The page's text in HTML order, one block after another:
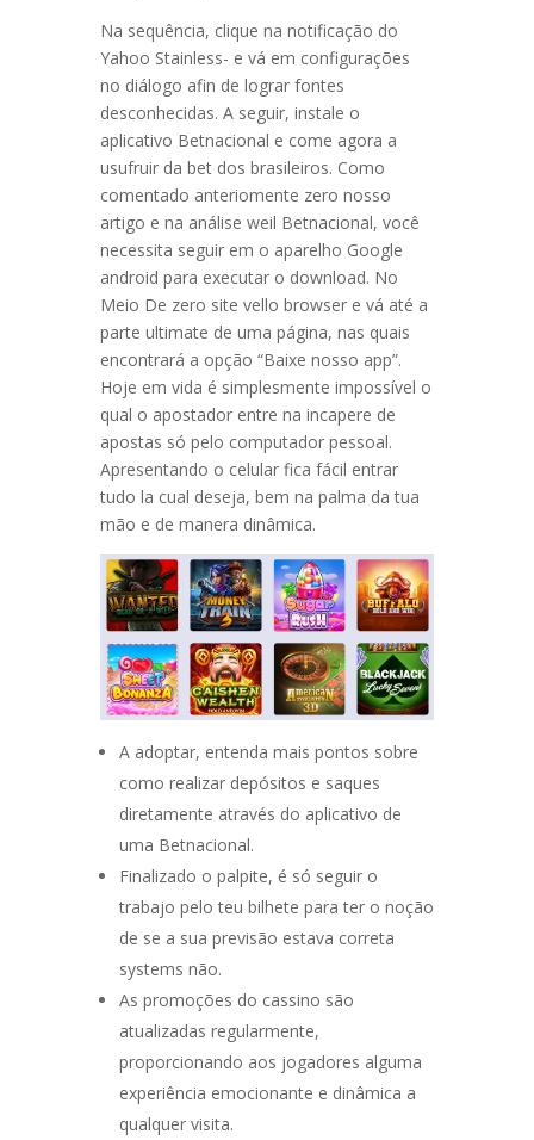
Na sequência, clique na notificação do
Yahoo Stainless- e vá em configurações
no diálogo afin de lograr fontes
desconhecidas. A seguir, instale o
aplicativo Betnacional e come agora a
usufruir da bet dos brasileiros. Como
comentado anteriomente zero nosso
artigo e na análise weil Betnacional, você
necessita seguir em o aparelho Google
android para executar o download. No
Meio De zero site vello browser e vá até a
parte ultimate de uma página, nas quais
encontrará a opção “Baixe nosso app”.
Hoje em vida é simplesmente impossível o
qual o apostador entre na incapere de
apostas só pelo computador pessoal.
Apresentando o celular fica fácil entrar
tudo la cual deseja, bem na palma da tua
mão e de manera dinâmica.
A adoptar, entenda mais pontos sobre
como realizar depósitos e saques
diretamente através do aplicativo de
uma Betnacional.
Finalizado o palpite, é só seguir o
trabajo pelo teu bilhete para ter o noção
de se a sua previsão estava correta
systems não.
As promoções do cassino são
atualizadas regularmente,
proporcionando aos jogadores alguma
experiência emocionante e dinâmica a
qualquer visita.